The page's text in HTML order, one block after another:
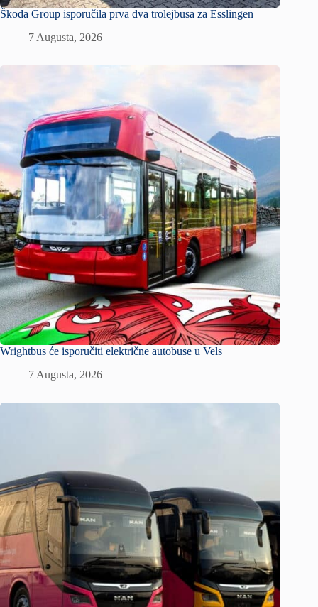
Škoda Group isporučila prva dva trolejbusa za Esslingen
7 Augusta, 2026
Wrightbus će isporučiti električne autobuse u Vels
7 Augusta, 2026